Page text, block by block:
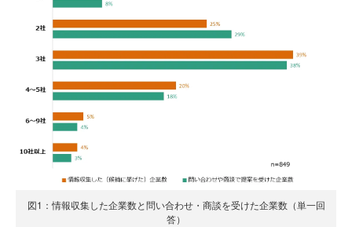
図1：情報収集した企業数と問い合わせ・商談を受けた企業数（単一回
答）